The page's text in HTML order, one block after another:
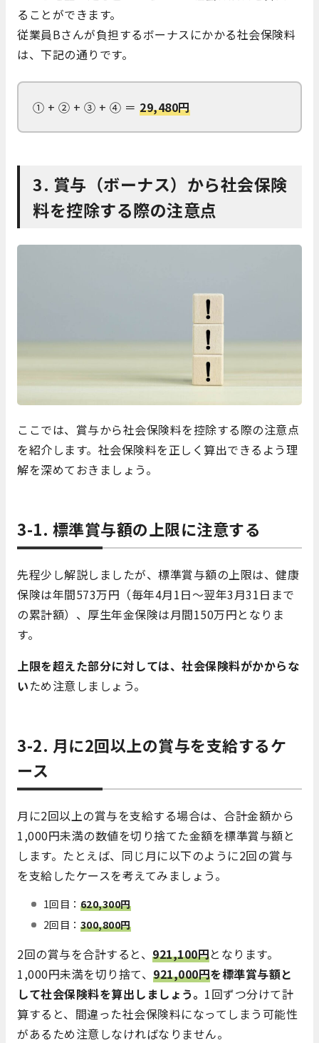
ることができます。
従業員Bさんが負担するボーナスにかかる社会保険料
は、下記の通りです。
① + ② + ③ + ④ ＝ 29,480円
3. 賞与（ボーナス）から社会保険
料を控除する際の注意点
ここでは、賞与から社会保険料を控除する際の注意点
を紹介します。社会保険料を正しく算出できるよう理
解を深めておきましょう。
3-1. 標準賞与額の上限に注意する
先程少し解説しましたが、標準賞与額の上限は、健康
保険は年間573万円（毎年4月1日～翌年3月31日まで
の累計額）、厚生年金保険は月間150万円となりま
す。
上限を超えた部分に対しては、社会保険料がかからな
いため注意しましょう。
3-2. 月に2回以上の賞与を支給するケ
ース
月に2回以上の賞与を支給する場合は、合計金額から
1,000円未満の数値を切り捨てた金額を標準賞与額と
します。たとえば、同じ月に以下のように2回の賞与
を支給したケースを考えてみましょう。
1回目： 620,300円
2回目： 300,800円
2回の賞与を合計すると、 921,100円となります。
1,000円未満を切り捨て、 921,000円を標準賞与額と
して社会保険料を算出しましょう。 1回ずつ分けて計
算すると、間違った社会保険料になってしまう可能性
があるため注意しなければなりません。